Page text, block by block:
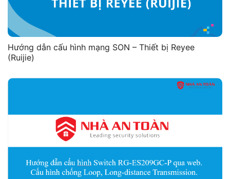
Hướng dẫn cấu hình mạng SON – Thiết bị Reyee
(Ruijie)